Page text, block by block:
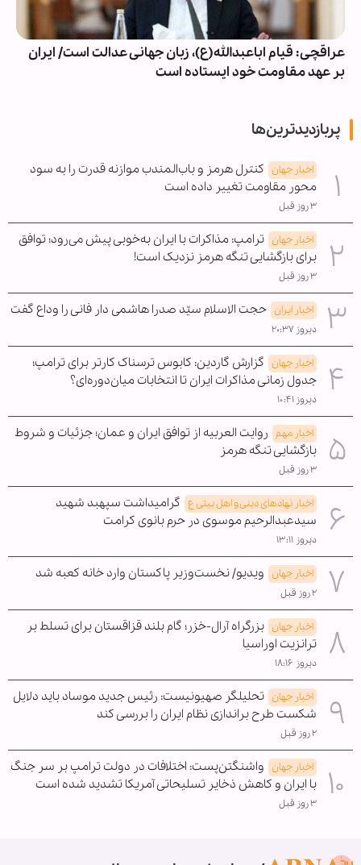
عراقچی: قیام اباعبدالله(ع)، زبان جهانی عدالت است/ ایران
بر عهد مقاومت خود ایستاده است
پربازدیدترین‌ها
اخبار جهان کنترل هرمز و باب‌المندب موازنه قدرت را به سود
محور مقاومت تغییر داده است
۳ روز قبل
اخبار جهان ترامپ: مذاکرات با ایران به‌خوبی پیش می‌رود؛ توافق
برای بازگشایی تنگه هرمز نزدیک است!
۳ روز قبل
اخبار ایران حجت الاسلام سیّد صدرا هاشمی دار فانی را وداع گفت
دیروز ۲۰:۳۷
اخبار جهان گزارش گاردین: کابوس ترسناک کارتر برای ترامپ؛
جدول زمانی مذاکرات ایران تا انتخابات میان‌دوره‌ای؟
دیروز ۱۰:۴۱
اخبار مهم روایت العربیه از توافق ایران و عمان؛ جزئیات و شروط
بازگشایی تنگه هرمز
۳ روز قبل
اخبار نهادهای دینی و اهل بیتی ع گرامیداشت سپهبد شهید
سیدعبدالرحیم موسوی در حرم بانوی کرامت
دیروز ۱۳:۱۱
اخبار جهان ویدیو/ نخست‌وزیر پاکستان وارد خانه کعبه شد
۲ روز قبل
اخبار جهان بزرگراه آرال-خزر؛ گام بلند قزاقستان برای تسلط بر
ترانزیت اوراسیا
دیروز ۱۸:۱۶
اخبار جهان تحلیلگر صهیونیست: رئیس جدید موساد باید دلایل
شکست طرح براندازی نظام ایران را بررسی کند
۲ روز قبل
اخبار جهان واشنگتن‌پست: اختلافات در دولت ترامپ بر سر جنگ
با ایران و کاهش ذخایر تسلیحاتی آمریکا تشدید شده است
۳ روز قبل